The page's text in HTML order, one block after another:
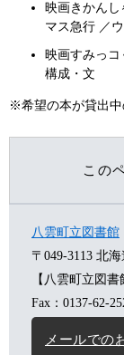
映画きかん
マス急行 ／
映画すみっ
構成・文
※希望の本が貸出中
この
八雲町立図書館
〒049-3113 北海
【八雲町立図書
Fax：0137-62-
メールでの